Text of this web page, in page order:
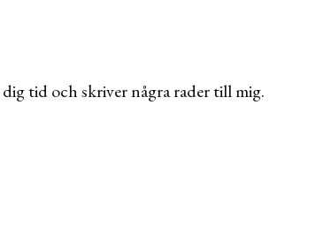
tid och skriver några rader till mig.